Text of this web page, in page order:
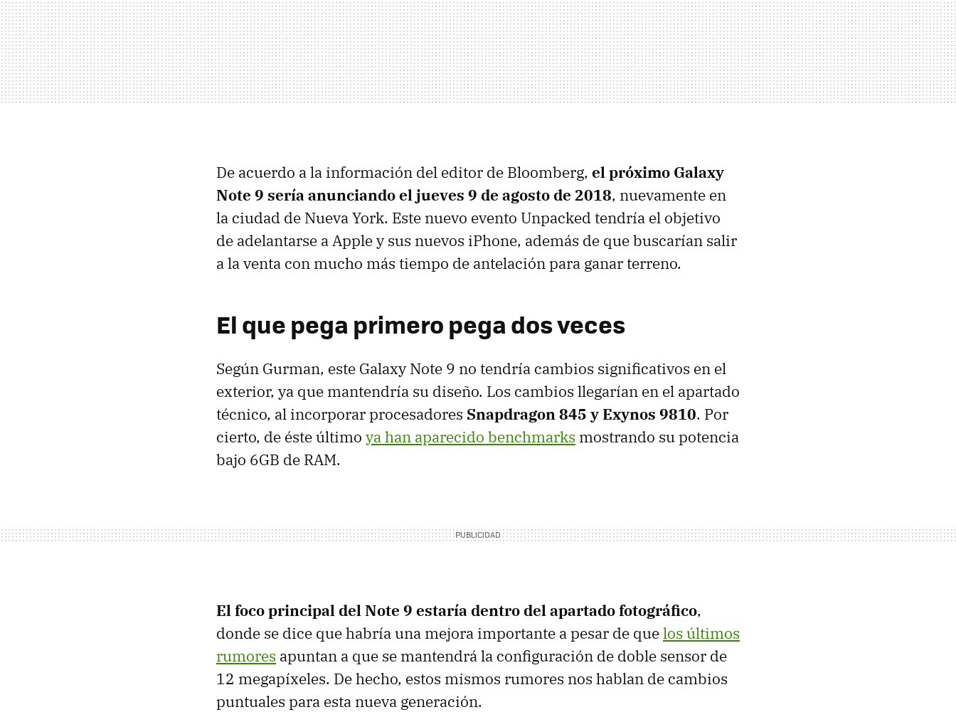
De acuerdo a la información del editor de Bloomberg, el próximo Galaxy
Note 9 sería anunciando el jueves 9 de agosto de 2018, nuevamente en
la ciudad de Nueva York. Este nuevo evento Unpacked tendría el objetivo
de adelantarse a Apple y sus nuevos iPhone, además de que buscarían salir
a la venta con mucho más tiempo de antelación para ganar terreno.
El que pega primero pega dos veces
Según Gurman, este Galaxy Note 9 no tendría cambios significativos en el
exterior, ya que mantendría su diseño. Los cambios llegarían en el apartado
técnico, al incorporar procesadores Snapdragon 845 y Exynos 9810. Por
cierto, de éste último ya han aparecido benchmarks mostrando su potencia
bajo 6GB de RAM.
El foco principal del Note 9 estaría dentro del apartado fotográfico,
donde se dice que habría una mejora importante a pesar de quelos últimos
rumores apuntan a que se mantendrá la configuración de doble sensor de
12 megapíxeles. De hecho, estos mismos rumores nos hablan de cambios
puntuales para esta nueva generación.